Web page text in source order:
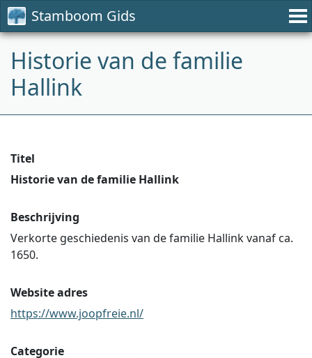
Stamboom Gids
Historie van de familie
Hallink
Titel
Historie van de familie Hallink
Beschrijving
Verkorte geschiedenis van de familie Hallink vanaf ca.
1650.
Website adres
https://www.joopfreie.nl/
Categorie